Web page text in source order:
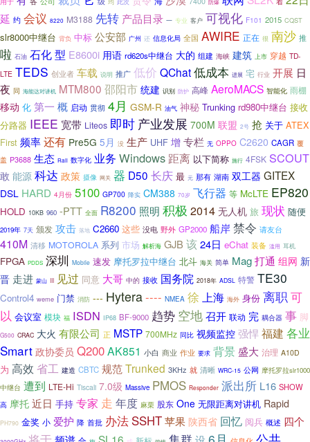
延 约 会议 8220 M3188 先转 产品目录 一 专业 客户 可视化 F101 2015 CQST
slr8000中继台 背负 中标 公安部 广州 还 信息化局 全国 AWIRE 正在 很 南沙 推
啦 石油 石化型 E8600i 用语 rd620s中继台 大的 组建 海峡 建筑 上市 穿越 TD-
LTE TEDS 创业者 车载 说明 推广 低价 QChat低成本 进展 宅 行业 开展 日
夜 同 海能达对讲机 MTM800 邵阳市 统建 识别 防护 高峰 AeroMACS 智能化 雨棚
移动 化 第一 概 启动 贯彻 4月 GSM-R 油气 神秘 Trunking rd980中继台 接收
分路器 IEEE 宽带 Liteos 即时 产业发展 700M 联盟 2号 抢 关于 ATEX
First 频率还有 Pre5G 5月 没 生产 UHF 增 专栏 无 OPPO C2620 CAGR 覆
盖 P3688 生态 Rail 数字化 业务 Windows 距离 以下简称 施行 4FSK SCOUT
敢 能源科达 政策 摄像 网关 器 D50 长庆 最 元 那有 湖南 双工器 GITEX
DSL HARD 4月份 5100 GP700 降实 CM388 70岁 飞行器 等 McLTE EP820
HOLD 10KB 960 -PTT 全面 R8200 照明 积极 2014 无人机 旅 现状 随便
2019年 7天 颁发 攻击 落地 C2660 这些 没电 野外 GP2000 船岸禁令 请友台
410M 清移 MOTOROLA 系列 市场 解析海 GJB 该24日 eChat 装备 滥用 耳机
FPGA PDDS 深圳 Mobile 速发 摩托罗拉中继台 北斗 海关 简单 Mag打通 组网 新
晋 走进 蒙山 III 见过 同意 大哥 中的 接收 国务院 2018年 ADSL 特警 TE30
Control4 weme 门禁 消防 --- Hytera---- NMEA 徐 上海 海外 身份 离职 可
以 会议室 模块 福 ISDN IP68 BF-9000 趋势 空地召开 联动 完 耦合器 事 脚
G500 CRAC 大火 有限公司 正 MSTP 700MHz 同比 视频监控 强悍福建 各业
Smart 政协委员 Q200AK851 小白 商业 作业 要求 背景盛大 治理 A10D
为 高效 省工 建造 CBTC 规范Trunked 3KHz 就 清晰 WRC-15 公网 摩托罗拉slr1000
中继台 遭到 LTE-Hi Tiscali 7.0级 Massive PMOS Responder 派出所 L16 SHOW
高 摩托 近日 手持 专家 走 年度 麻栗 股东 One 无限距离对讲机 Rapid
PH790 金奖 小 爱护 降 首批 办法 SSHT苹果 陕西省 回忆 阅兵 概述 四个